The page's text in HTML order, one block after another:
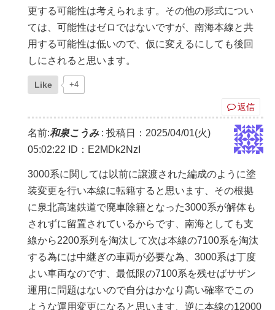
更する可能性は考えられます。その他の形式につい
ては、可能性はゼロではないですが、南海本線と共
用する可能性は低いので、仮に変えるにしても後回
しにされると思います。
Like +4
返信
名前:和泉こうみ: 投稿日：2025/04/01(火)
05:02:22
ID：E2MDk2NzI
3000系に関しては以前に譲渡された編成のように塗
装変更を行い本線に転籍すると思います、その根拠
に泉北高速鉄道で廃車除籍となった3000系が解体も
されずに留置されているからです、南海としても支
線から2200系列を淘汰して次は本線の7100系を淘汰
する為には中継ぎの車両が必要な為、3000系は丁度
よい車両なのです、最低限の7100系を残せばサザン
運用に問題はないので自分はかなり高い確率でこの
ような運用変更になると思います、逆に本線の12000